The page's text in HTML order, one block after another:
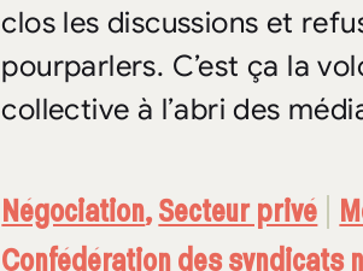
clos les discussions et
pourparlers. C’est ça la
collective à l’abri des
Négociation,Secteur privé